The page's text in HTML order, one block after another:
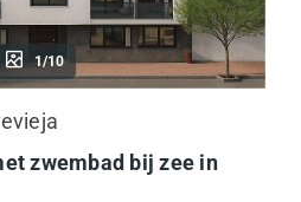
1/10
zwembad bij zee in